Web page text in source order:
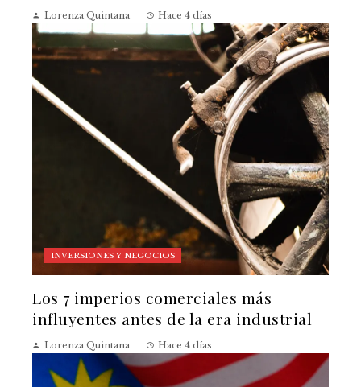
Lorenza Quintana Hace 4 días
INVERSIONES Y NEGOCIOS
Los 7 imperios comerciales más
influyentes antes de la era industrial
Lorenza Quintana Hace 4 días